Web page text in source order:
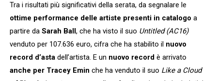
Tra i risultati più significativi della serata, da segnalare le
ottime performance delle artiste presenti in catalogo a
partire da Sarah Ball, che ha visto il suo Untitled (AC16)
venduto per 107.636 euro, cifra che ha stabilito il nuovo
record d’asta dell’artista. E un nuovo record è arrivato
anche per Tracey Emin che ha venduto il suo Like a Cloud